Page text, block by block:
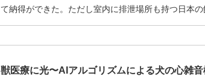
て納得ができた。ただし室内に排泄場所も持つ日本の
見を聞…【続きを読む】
獣医療に光〜AIアルゴリズムによる犬の心雑